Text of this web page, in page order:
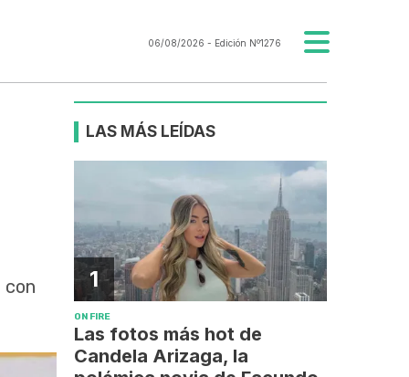
06/08/2026 - Edición Nº1276
con
LAS MÁS LEÍDAS
1
ON FIRE
Las fotos más hot de
Candela Arizaga, la